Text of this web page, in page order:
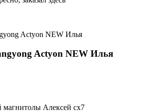
Actyon NEW Илья